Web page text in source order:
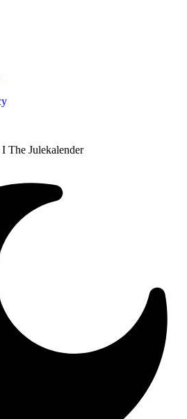
The Julekalender